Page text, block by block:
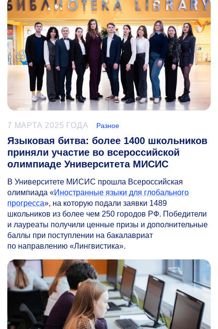
7 МАРТА 2025 ГОДА Разное
Языковая битва: более 1400 школьников
приняли участие во всероссийской
олимпиаде Университета МИСИС
В Университете МИСИС прошла Всероссийская
олимпиада «Иностранные языки для глобального
прогресса», на которую подали заявки 1489
школьников из более чем 250 городов РФ. Победители
и лауреаты получили ценные призы и дополнительные
баллы при поступлении на бакалавриат
по направлению «Лингвистика».